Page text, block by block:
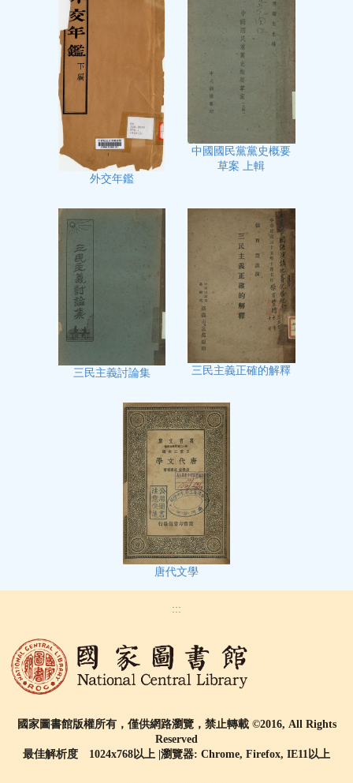
外交年鑑
中國國民黨黨史概要
草案 上輯
三民主義討論集 三民主義正確的解釋
唐代文學
:::
國家圖書館版權所有，僅供網路瀏覽，禁止轉載 ©2016, All Rights
Reserved
最佳解析度 1024x768以上 |瀏覽器: Chrome, Firefox, IE11以上